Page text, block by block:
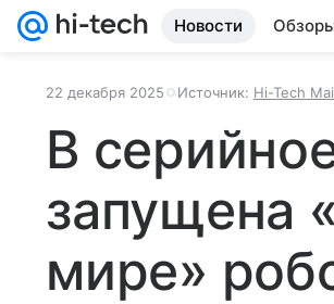
Новости
22 декабря 2025 Источник: Hi-Tech
В
запущена
мире»